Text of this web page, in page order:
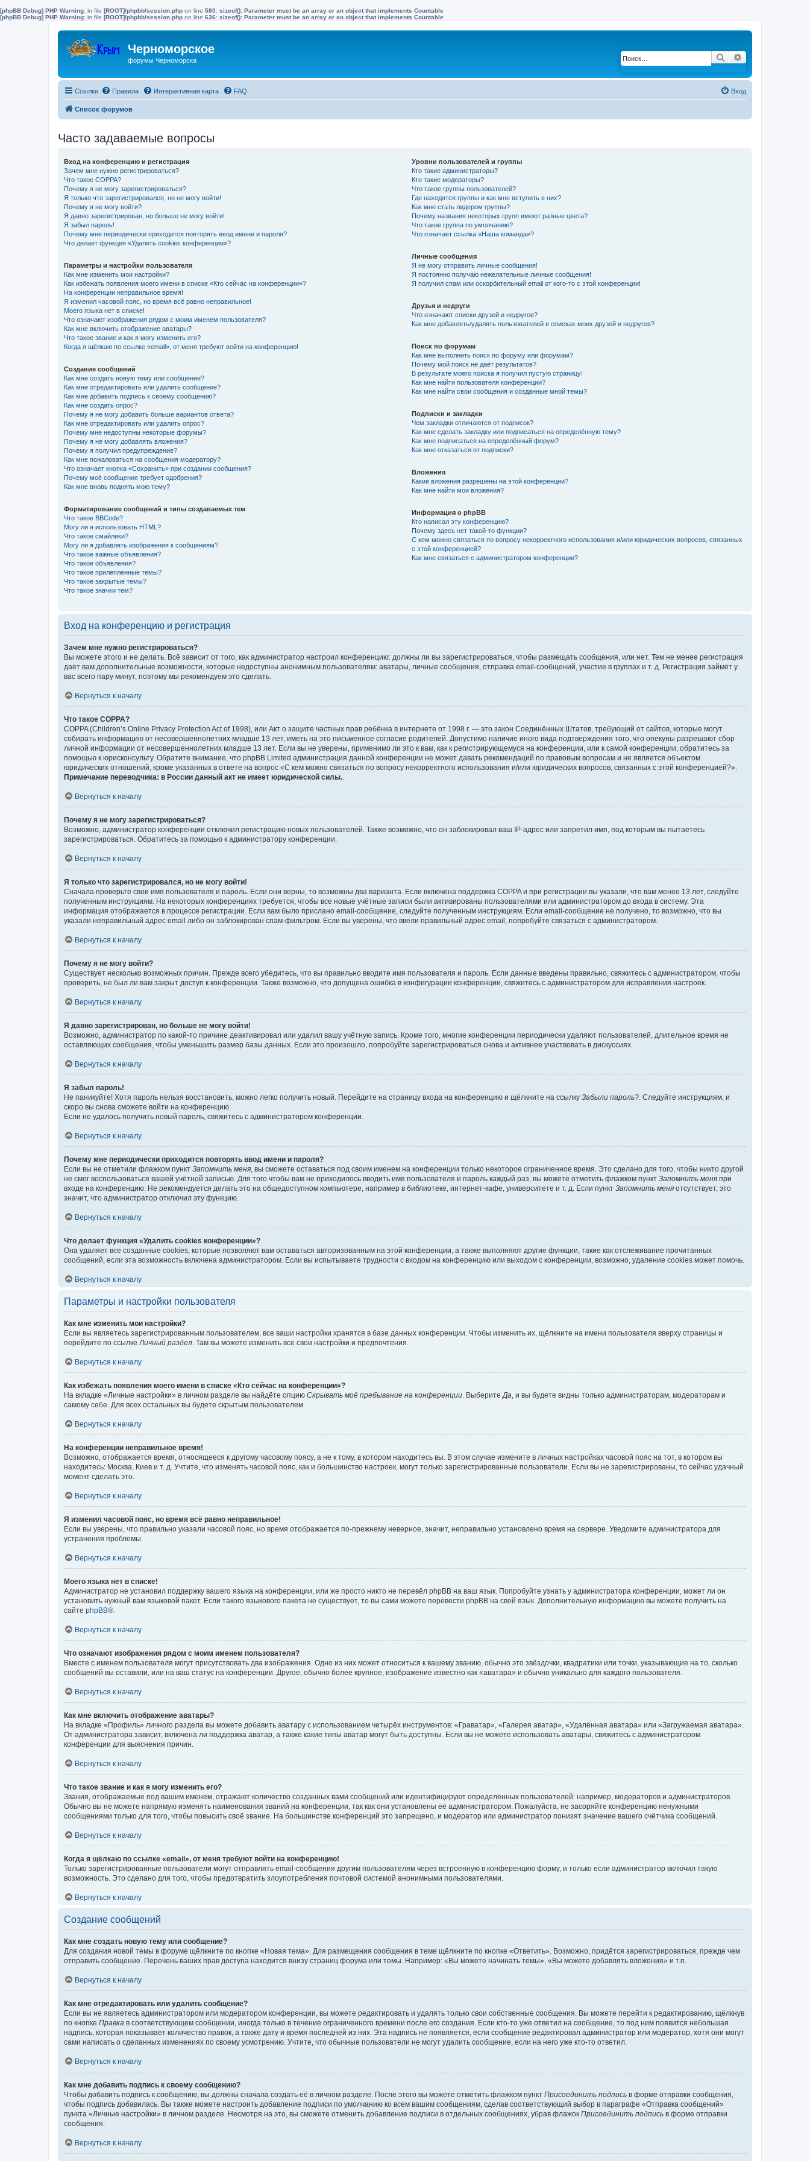
[phpBB Debug] PHP Warning: in file [ROOT]/phpbb/session.php on line 580: sizeof(): Parameter must be an array or an object that implements Countable
[phpBB Debug] PHP Warning: in file [ROOT]/phpbb/session.php on line 636: sizeof(): Parameter must be an array or an object that implements Countable
Черноморское
форумы Черноморска Поиск
Ссылки Правила Интерактивная карта FAQ Вход
Список форумов
Часто задаваемые вопросы
Вход на конференцию и регистрация
Зачем мне нужно регистрироваться?
Что такое COPPA?
Почему я не могу зарегистрироваться?
Я только что зарегистрировался, но не могу войти!
Почему я не могу войти?
Я давно зарегистрирован, но больше не могу войти!
Я забыл пароль!
Почему мне периодически приходится повторять ввод имени и пароля?
Что делает функция «Удалить cookies конференции»?
Параметры и настройки пользователя
Как мне изменить мои настройки?
Как избежать появления моего имени в списке «Кто сейчас на конференции»?
На конференции неправильное время!
Я изменил часовой пояс, но время всё равно неправильное!
Моего языка нет в списке!
Что означают изображения рядом с моим именем пользователя?
Как мне включить отображение аватары?
Что такое звание и как я могу изменить его?
Когда я щёлкаю по ссылке «email», от меня требуют войти на конференцию!
Создание сообщений
Как мне создать новую тему или сообщение?
Как мне отредактировать или удалить сообщение?
Как мне добавить подпись к своему сообщению?
Как мне создать опрос?
Почему я не могу добавить больше вариантов ответа?
Как мне отредактировать или удалить опрос?
Почему мне недоступны некоторые форумы?
Почему я не могу добавлять вложения?
Почему я получил предупреждение?
Как мне пожаловаться на сообщения модератору?
Что означает кнопка «Сохранить» при создании сообщения?
Почему моё сообщение требует одобрения?
Как мне вновь поднять мою тему?
Форматирование сообщений и типы создаваемых тем
Что такое BBCode?
Могу ли я использовать HTML?
Что такое смайлики?
Могу ли я добавлять изображения к сообщениям?
Что такое важные объявления?
Что такое объявления?
Что такое прилепленные темы?
Что такое закрытые темы?
Что такое значки тем?
Уровни пользователей и группы
Кто такие администраторы?
Кто такие модераторы?
Что такое группы пользователей?
Где находятся группы и как мне вступить в них?
Как мне стать лидером группы?
Почему названия некоторых групп имеют разные цвета?
Что такое группа по умолчанию?
Что означает ссылка «Наша команда»?
Личные сообщения
Я не могу отправить личные сообщения!
Я постоянно получаю нежелательные личные сообщения!
Я получил спам или оскорбительный email от кого-то с этой конференции!
Друзья и недруги
Что означают списки друзей и недругов?
Как мне добавлять/удалять пользователей в списках моих друзей и недругов?
Поиск по форумам
Как мне выполнить поиск по форуму или форумам?
Почему мой поиск не даёт результатов?
В результате моего поиска я получил пустую страницу!
Как мне найти пользователя конференции?
Как мне найти свои сообщения и созданные мной темы?
Подписки и закладки
Чем закладки отличаются от подписок?
Как мне сделать закладку или подписаться на определённую тему?
Как мне подписаться на определённый форум?
Как мне отказаться от подписки?
Вложения
Какие вложения разрешены на этой конференции?
Как мне найти мои вложения?
Информация о phpBB
Кто написал эту конференцию?
Почему здесь нет такой-то функции?
С кем можно связаться по вопросу некорректного использования и/или юридических вопросов, связанных
с этой конференцией?
Как мне связаться с администратором конференции?
Вход на конференцию и регистрация
Зачем мне нужно регистрироваться?
Вы можете этого и не делать. Всё зависит от того, как администратор настроил конференцию: должны ли вы зарегистрироваться, чтобы размещать сообщения, или нет. Тем не менее регистрация
даёт вам дополнительные возможности, которые недоступны анонимным пользователям: аватары, личные сообщения, отправка email-сообщений, участие в группах и т. д. Регистрация займёт у
вас всего пару минут, поэтому мы рекомендуем это сделать.
Вернуться к началу
Что такое COPPA?
COPPA (Children’s Online Privacy Protection Act of 1998), или Акт о защите частных прав ребёнка в интернете от 1998 г. — это закон Соединённых Штатов, требующий от сайтов, которые могут
собирать информацию от несовершеннолетних младше 13 лет, иметь на это письменное согласие родителей. Допустимо наличие иного вида подтверждения того, что опекуны разрешают сбор
личной информации от несовершеннолетних младше 13 лет. Если вы не уверены, применимо ли это к вам, как к регистрирующемуся на конференции, или к самой конференции, обратитесь за
помощью к юрисконсульту. Обратите внимание, что phpBB Limited администрация данной конференции не может давать рекомендаций по правовым вопросам и не является объектом
юридических отношений, кроме указанных в ответе на вопрос «С кем можно связаться по вопросу некорректного использования и/или юридических вопросов, связанных с этой конференцией?».
Примечание переводчика: в России данный акт не имеет юридической силы.
Вернуться к началу
Почему я не могу зарегистрироваться?
Возможно, администратор конференции отключил регистрацию новых пользователей. Также возможно, что он заблокировал ваш IP-адрес или запретил имя, под которым вы пытаетесь
зарегистрироваться. Обратитесь за помощью к администратору конференции.
Вернуться к началу
Я только что зарегистрировался, но не могу войти!
Сначала проверьте свои имя пользователя и пароль. Если они верны, то возможны два варианта. Если включена поддержка COPPA и при регистрации вы указали, что вам менее 13 лет, следуйте
полученным инструкциям. На некоторых конференциях требуется, чтобы все новые учётные записи были активированы пользователями или администратором до входа в систему. Эта
информация отображается в процессе регистрации. Если вам было прислано email-сообщение, следуйте полученным инструкциям. Если email-сообщение не получено, то возможно, что вы
указали неправильный адрес email либо он заблокирован спам-фильтром. Если вы уверены, что ввели правильный адрес email, попробуйте связаться с администратором.
Вернуться к началу
Почему я не могу войти?
Существует несколько возможных причин. Прежде всего убедитесь, что вы правильно вводите имя пользователя и пароль. Если данные введены правильно, свяжитесь с администратором, чтобы
проверить, не был ли вам закрыт доступ к конференции. Также возможно, что допущена ошибка в конфигурации конференции, свяжитесь с администратором для исправления настроек.
Вернуться к началу
Я давно зарегистрирован, но больше не могу войти!
Возможно, администратор по какой-то причине деактивировал или удалил вашу учётную запись. Кроме того, многие конференции периодически удаляют пользователей, длительное время не
оставляющих сообщения, чтобы уменьшить размер базы данных. Если это произошло, попробуйте зарегистрироваться снова и активнее участвовать в дискуссиях.
Вернуться к началу
Я забыл пароль!
Не паникуйте! Хотя пароль нельзя восстановить, можно легко получить новый. Перейдите на страницу входа на конференцию и щёлкните на ссылку Забыли пароль? . Следуйте инструкциям, и
скоро вы снова сможете войти на конференцию.
Если не удалось получить новый пароль, свяжитесь с администратором конференции.
Вернуться к началу
Почему мне периодически приходится повторять ввод имени и пароля?
Если вы не отметили флажком пункт Запомнить меня , вы сможете оставаться под своим именем на конференции только некоторое ограниченное время. Это сделано для того, чтобы никто другой
не смог воспользоваться вашей учётной записью. Для того чтобы вам не приходилось вводить имя пользователя и пароль каждый раз, вы можете отметить флажком пункт Запомнить меня при
входе на конференцию. Не рекомендуется делать это на общедоступном компьютере, например в библиотеке, интернет-кафе, университете и т. д. Если пункт Запомнить меня отсутствует, это
значит, что администратор отключил эту функцию.
Вернуться к началу
Что делает функция «Удалить cookies конференции»?
Она удаляет все созданные cookies, которые позволяют вам оставаться авторизованным на этой конференции, а также выполняют другие функции, такие как отслеживание прочитанных
сообщений, если эта возможность включена администратором. Если вы испытываете трудности с входом на конференцию или выходом с конференции, возможно, удаление cookies может помочь.
Вернуться к началу
Параметры и настройки пользователя
Как мне изменить мои настройки?
Если вы являетесь зарегистрированным пользователем, все ваши настройки хранятся в базе данных конференции. Чтобы изменить их, щёлкните на имени пользователя вверху страницы и
перейдите по ссылке Личный раздел . Там вы можете изменить все свои настройки и предпочтения.
Вернуться к началу
Как избежать появления моего имени в списке «Кто сейчас на конференции»?
На вкладке «Личные настройки» в личном разделе вы найдёте опцию Скрывать моё пребывание на конференции . Выберите Да , и вы будете видны только администраторам, модераторам и
самому себе. Для всех остальных вы будете скрытым пользователем.
Вернуться к началу
На конференции неправильное время!
Возможно, отображается время, относящееся к другому часовому поясу, а не к тому, в котором находитесь вы. В этом случае измените в личных настройках часовой пояс на тот, в котором вы
находитесь: Москва, Киев и т. д. Учтите, что изменять часовой пояс, как и большинство настроек, могут только зарегистрированные пользователи. Если вы не зарегистрированы, то сейчас удачный
момент сделать это.
Вернуться к началу
Я изменил часовой пояс, но время всё равно неправильное!
Если вы уверены, что правильно указали часовой пояс, но время отображается по-прежнему неверное, значит, неправильно установлено время на сервере. Уведомите администратора для
устранения проблемы.
Вернуться к началу
Моего языка нет в списке!
Администратор не установил поддержку вашего языка на конференции, или же просто никто не перевёл phpBB на ваш язык. Попробуйте узнать у администратора конференции, может ли он
установить нужный вам языковой пакет. Если такого языкового пакета не существует, то вы сами можете перевести phpBB на свой язык. Дополнительную информацию вы можете получить на
сайте phpBB®.
Вернуться к началу
Что означают изображения рядом с моим именем пользователя?
Вместе с именем пользователя могут присутствовать два изображения. Одно из них может относиться к вашему званию, обычно это звёздочки, квадратики или точки, указывающие на то, сколько
сообщений вы оставили, или на ваш статус на конференции. Другое, обычно более крупное, изображение известно как «аватара» и обычно уникально для каждого пользователя.
Вернуться к началу
Как мне включить отображение аватары?
На вкладке «Профиль» личного раздела вы можете добавить аватару с использованием четырёх инструментов: «Граватар», «Галерея аватар», «Удалённая аватара» или «Загружаемая аватара».
От администратора зависит, включена ли поддержка аватар, а также какие типы аватар могут быть доступны. Если вы не можете использовать аватары, свяжитесь с администратором
конференции для выяснения причин.
Вернуться к началу
Что такое звание и как я могу изменить его?
Звания, отображаемые под вашим именем, отражают количество созданных вами сообщений или идентифицируют определённых пользователей: например, модераторов и администраторов.
Обычно вы не можете напрямую изменять наименования званий на конференции, так как они установлены её администратором. Пожалуйста, не засоряйте конференцию ненужными
сообщениями только для того, чтобы повысить своё звание. На большинстве конференций это запрещено, и модератор или администратор понизят значение вашего счётчика сообщений.
Вернуться к началу
Когда я щёлкаю по ссылке «email», от меня требуют войти на конференцию!
Только зарегистрированные пользователи могут отправлять email-сообщения другим пользователям через встроенную в конференцию форму, и только если администратор включил такую
возможность. Это сделано для того, чтобы предотвратить злоупотребления почтовой системой анонимными пользователями.
Вернуться к началу
Создание сообщений
Как мне создать новую тему или сообщение?
Для создания новой темы в форуме щёлкните по кнопке «Новая тема». Для размещения сообщения в теме щёлкните по кнопке «Ответить». Возможно, придётся зарегистрироваться, прежде чем
отправить сообщение. Перечень ваших прав доступа находится внизу страниц форума или темы. Например: «Вы можете начинать темы», «Вы можете добавлять вложения» и т.п.
Вернуться к началу
Как мне отредактировать или удалить сообщение?
Если вы не являетесь администратором или модератором конференции, вы можете редактировать и удалять только свои собственные сообщения. Вы можете перейти к редактированию, щёлкнув
по кнопке Правка в соответствующем сообщении, иногда только в течение ограниченного времени после его создания. Если кто-то уже ответил на сообщение, то под ним появится небольшая
надпись, которая показывает количество правок, а также дату и время последней из них. Эта надпись не появляется, если сообщение редактировал администратор или модератор, хотя они могут
сами написать о сделанных изменениях по своему усмотрению. Учтите, что обычные пользователи не могут удалить сообщение, если на него уже кто-то ответил.
Вернуться к началу
Как мне добавить подпись к своему сообщению?
Чтобы добавить подпись к сообщению, вы должны сначала создать её в личном разделе. После этого вы можете отметить флажком пункт Присоединить подпись в форме отправки сообщения,
чтобы подпись добавилась. Вы также можете настроить добавление подписи по умолчанию ко всем вашим сообщениям, сделав соответствующий выбор в параграфе «Отправка сообщений»
пункта «Личные настройки» в личном разделе. Несмотря на это, вы сможете отменить добавление подписи в отдельных сообщениях, убрав флажок Присоединить подпись в форме отправки
сообщения.
Вернуться к началу